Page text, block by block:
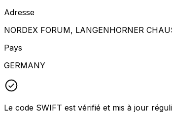
Adresse
NORDEX FORUM, LANGENHORNER
Pays
GERMANY
Le code SWIFT est vérifié et mis à jour